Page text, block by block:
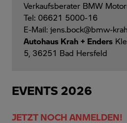
Verkaufsberater BMW
Tel: 06621 5000-16
E-Mail: jens.bock@bmw-
Autohaus Krah + Enders
5, 36251 Bad Hersfeld
EVENTS 2026
JETZT NOCH ANMELDEN!